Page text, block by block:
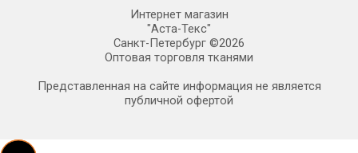
Интернет магазин
"Аста-Текс"
Санкт-Петербург ©2026
Оптовая торговля тканями
Представленная на сайте информация не является
публичной офертой